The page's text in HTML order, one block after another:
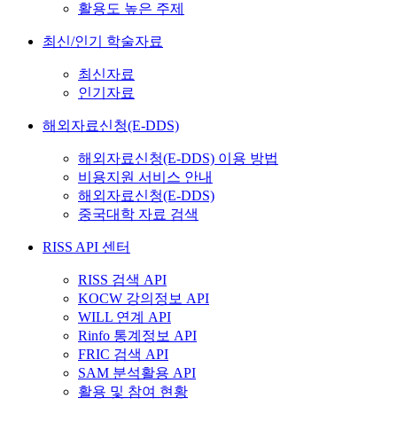
활용도 높은 주제
최신/인기 학술자료
최신자료
인기자료
해외자료신청(E-DDS)
해외자료신청(E-DDS) 이용 방법
비용지원 서비스 안내
해외자료신청(E-DDS)
중국대학 자료 검색
RISS API 센터
RISS 검색 API
KOCW 강의정보 API
WILL 연계 API
Rinfo 통계정보 API
FRIC 검색 API
SAM 분석활용 API
활용 및 참여 현황